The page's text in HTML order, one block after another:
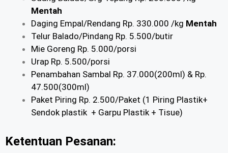
Mentah
Daging Empal/Rendang Rp. 330.000 /kg Mentah
Telur Balado/Pindang Rp. 5.500/butir
Mie Goreng Rp. 5.000/porsi
Urap Rp. 5.500/porsi
Penambahan Sambal Rp. 37.000(200ml) & Rp.
47.500(300ml)
Paket Piring Rp. 2.500/Paket (1 Piring Plastik+
Sendok plastik + Garpu Plastik + Tisue)
Ketentuan Pesanan: